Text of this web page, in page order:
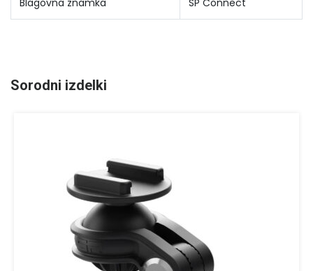
Blagovna znamka SP Connect
Sorodni izdelki